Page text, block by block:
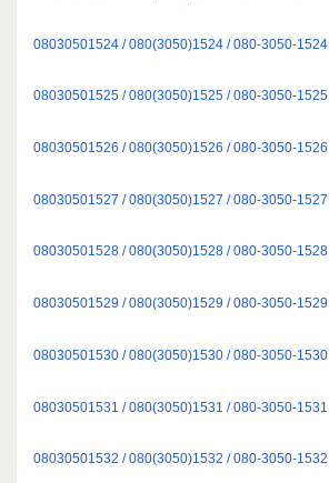
08030501524 / 080(3050)1524 / 080-3050-1524
08030501525 / 080(3050)1525 / 080-3050-1525
08030501526 / 080(3050)1526 / 080-3050-1526
08030501527 / 080(3050)1527 / 080-3050-1527
08030501528 / 080(3050)1528 / 080-3050-1528
08030501529 / 080(3050)1529 / 080-3050-1529
08030501530 / 080(3050)1530 / 080-3050-1530
08030501531 / 080(3050)1531 / 080-3050-1531
08030501532 / 080(3050)1532 / 080-3050-1532